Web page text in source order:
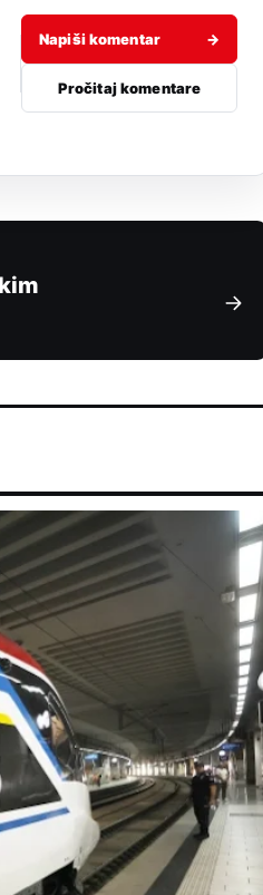
Napiši komentar →
Pročitaj komentare